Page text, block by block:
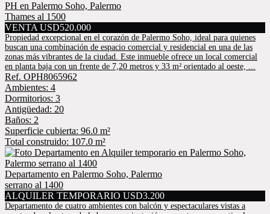
PH en Palermo Soho, Palermo
Thames al 1500
VENTA USD520.000
Propiedad excepcional en el corazón de Palermo Soho, ideal para quienes
buscan una combinación de espacio comercial y residencial en una de las
zonas más vibrantes de la ciudad. Este inmueble ofrece un local comercial
en planta baja con un frente de 7,20 metros y 33 m² orientado al oeste, ...
Ref. OPH8065962
Ambientes: 4
Dormitorios: 3
Antigüedad: 20
Baños: 2
Superficie cubierta: 96.0 m²
Total construido: 107.0 m²
Departamento en Palermo Soho, Palermo
serrano al 1400
ALQUILER TEMPORARIO USD3.200
Departamento de cuatro ambientes con balcón y espectaculares vistas a